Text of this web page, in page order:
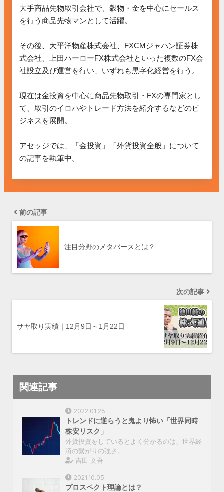
大手商品先物取引会社で、穀物・金を中心にセールス
を行う商品先物マンとして活躍。
その後、大平洋物産株式会社、FXCMジャパン証券株
式会社、上田ハーローFX株式会社といった複数のFX会
社設立及び運営を行い、いずれも黒字化経営を行う。
現在は金投資を中心に商品先物取引・FXの専門家とし
て、取引のイロハやトレード方法を紹介するなどのビ
ジネスを展開。
アセッジでは、「金投資」「外貨投資全般」について
の記事を執筆中。
前の記事
注目分野のメタバースとは？
次の記事
サヤ取り実績｜12月9日～1月22日
関連記事
2022.01.26
トレンドに逆らうと鬼より怖い「世界同時
株安リスク」
外貨投資をしているとよく分かるのは、世界経
済の繋がりの強さ。…
吉田 文吾
2021.10.05
プロスペクト理論とは？